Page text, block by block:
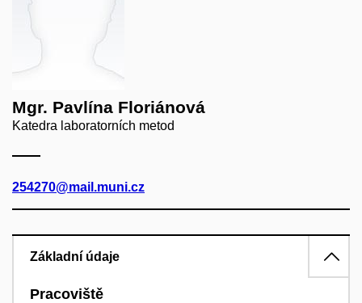
Mgr. Pavlína Floriánová
Katedra laboratorních metod
254270@mail.muni.cz
Základní údaje
Pracoviště